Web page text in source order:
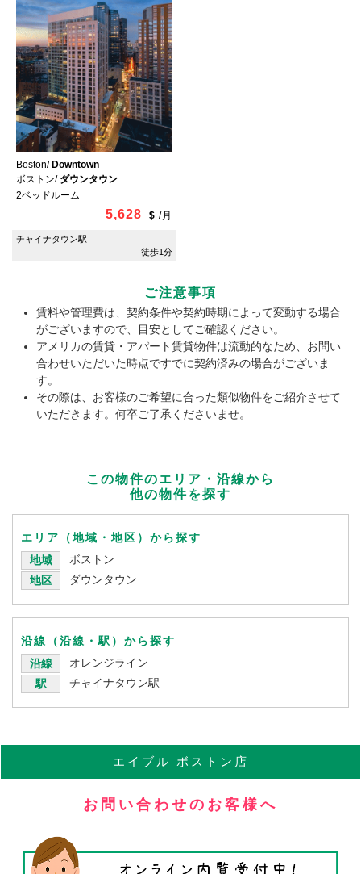
Boston/ Downtown
ボストン/ ダウンタウン
2ベッドルーム
5,628 $ /月
チャイナタウン駅
徒歩1分
ご注意事項
賃料や管理費は、契約条件や契約時期によって変動する場合
がございますので、目安としてご確認ください。
アメリカの賃貸・アパート賃貸物件は流動的なため、お問い
合わせいただいた時点ですでに契約済みの場合がございま
す。
その際は、お客様のご希望に合った類似物件をご紹介させて
いただきます。何卒ご了承くださいませ。
この物件のエリア・沿線から
他の物件を探す
エリア（地域・地区）から探す
地域
ボストン
地区
ダウンタウン
沿線（沿線・駅）から探す
沿線
オレンジライン
駅
チャイナタウン駅
エイブル ボストン店
お問い合わせのお客様へ